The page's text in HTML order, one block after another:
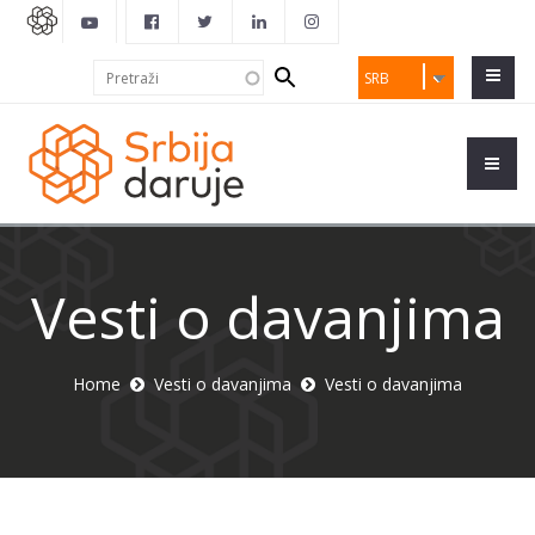
SRB
Search
form
Vesti o davanjima
Home Vesti o davanjima Vesti o davanjima